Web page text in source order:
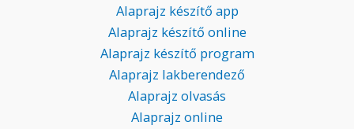
Alaprajz készítő app
Alaprajz készítő online
Alaprajz készítő program
Alaprajz lakberendező
Alaprajz olvasás
Alaprajz online